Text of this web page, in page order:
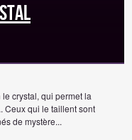
crystal, qui permet la
Ceux qui le taillent sont
de mystère...